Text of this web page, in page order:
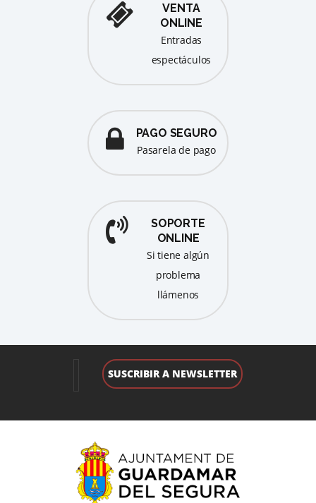
VENTA
ONLINE
entradas
espectáculos
PAGO SEGURO
pasarela de pago
SOPORTE
ONLINE
Si tiene algún
problema
llámenos